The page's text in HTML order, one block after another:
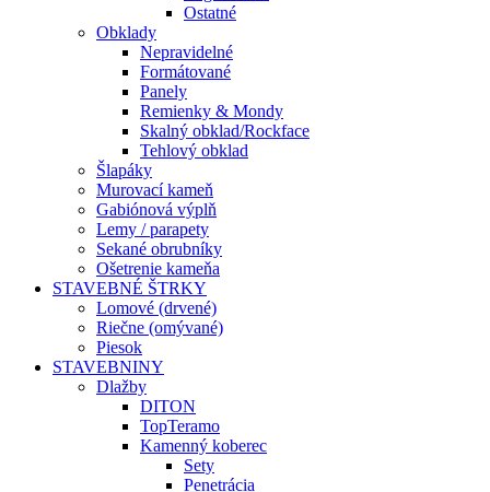
Ostatné
Obklady
Nepravidelné
Formátované
Panely
Remienky & Mondy
Skalný obklad/Rockface
Tehlový obklad
Šlapáky
Murovací kameň
Gabiónová výplň
Lemy / parapety
Sekané obrubníky
Ošetrenie kameňa
STAVEBNÉ ŠTRKY
Lomové (drvené)
Riečne (omývané)
Piesok
STAVEBNINY
Dlažby
DITON
TopTeramo
Kamenný koberec
Sety
Penetrácia